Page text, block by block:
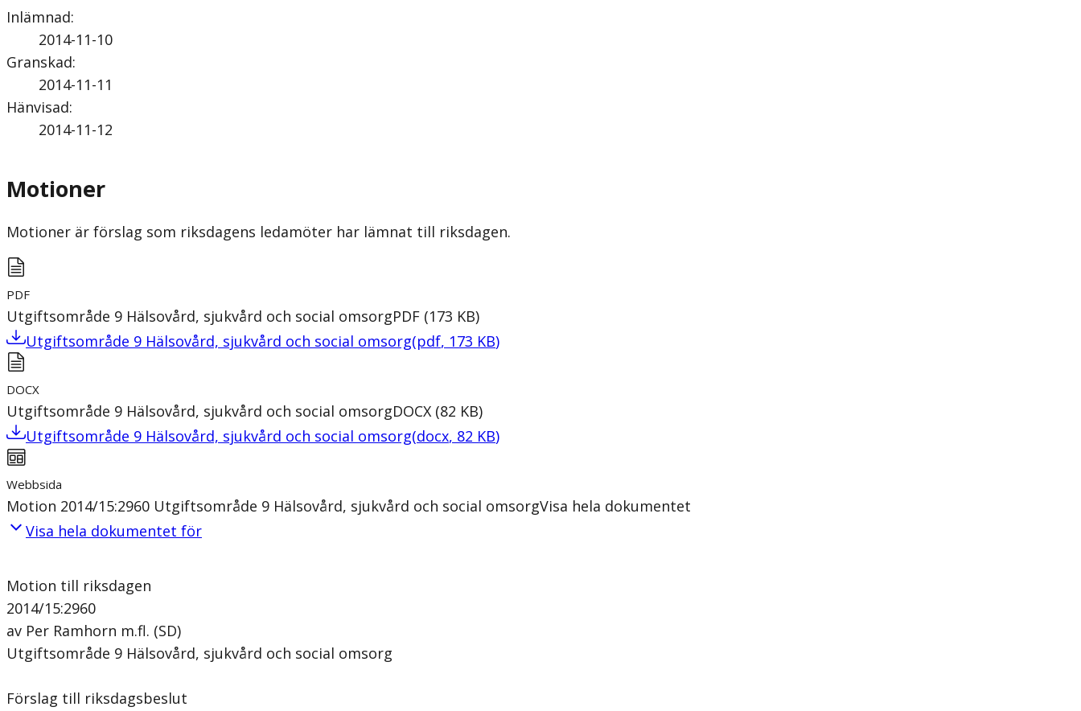
Inlämnad:
2014-11-10
Granskad:
2014-11-11
Hänvisad:
2014-11-12
Motioner
Motioner är förslag som riksdagens ledamöter har lämnat till riksdagen.
PDF
Utgiftsområde 9 Hälsovård, sjukvård och social omsorgPDF (173 KB)
Utgiftsområde 9 Hälsovård, sjukvård och social omsorg(pdf, 173 KB)
DOCX
Utgiftsområde 9 Hälsovård, sjukvård och social omsorgDOCX (82 KB)
Utgiftsområde 9 Hälsovård, sjukvård och social omsorg(docx, 82 KB)
Webbsida
Motion 2014/15:2960 Utgiftsområde 9 Hälsovård, sjukvård och social omsorgVisa hela dokumentet
Visa hela dokumentet för
Motion till riksdagen
2014/15:2960
av Per Ramhorn m.fl. (SD)
Utgiftsområde 9 Hälsovård, sjukvård och social omsorg
Förslag till riksdagsbeslut